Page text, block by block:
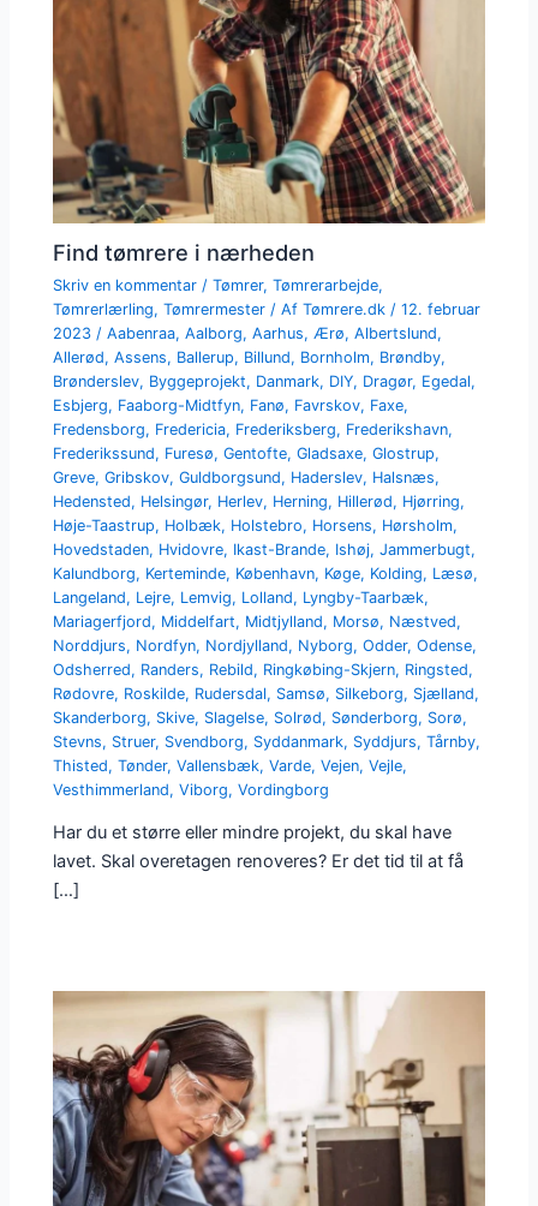
Find tømrere i nærheden
Skriv en kommentar /Tømrer,Tømrerarbejde,
Tømrerlærling,Tømrermester / AfTømrere.dk/12. februar
2023/Aabenraa,Aalborg,Aarhus,Ærø,Albertslund,
Allerød,Assens, Ballerup, Billund, Bornholm, Brøndby,
Brønderslev, Byggeprojekt, Danmark, DIY, Dragør, Egedal,
Esbjerg, Faaborg-Midtfyn, Fanø, Favrskov, Faxe,
Fredensborg, Fredericia, Frederiksberg, Frederikshavn,
Frederikssund, Furesø,Gentofte,Gladsaxe,Glostrup,
Greve,Gribskov,Guldborgsund, Haderslev, Halsnæs,
Hedensted, Helsingør, Herlev, Herning, Hillerød, Hjørring,
Høje-Taastrup, Holbæk, Holstebro, Horsens, Hørsholm,
Hovedstaden, Hvidovre, Ikast-Brande, Ishøj,Jammerbugt,
Kalundborg, Kerteminde, København, Køge, Kolding, Læsø,
Langeland, Lejre, Lemvig, Lolland, Lyngby-Taarbæk,
Mariagerfjord, Middelfart, Midtjylland, Morsø, Næstved,
Norddjurs, Nordfyn, Nordjylland, Nyborg,Odder,Odense,
Odsherred, Randers, Rebild, Ringkøbing-Skjern, Ringsted,
Rødovre, Roskilde, Rudersdal, Samsø, Silkeborg, Sjælland,
Skanderborg, Skive, Slagelse, Solrød, Sønderborg, Sorø,
Stevns, Struer, Svendborg, Syddanmark, Syddjurs,Tårnby,
Thisted,Tønder,Vallensbæk,Varde,Vejen,Vejle,
Vesthimmerland,Viborg,Vordingborg
Har du et større eller mindre projekt, du skal have
lavet. Skal overetagen renoveres? Er det tid til at få
[…]